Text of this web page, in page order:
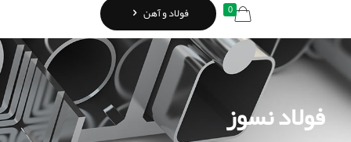
0 فولاد و آهن
فولاد نسوز